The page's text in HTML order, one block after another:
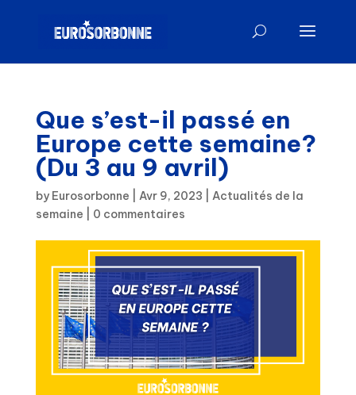
Que s’est-il passé en
Europe cette semaine?
(Du 3 au 9 avril)
by Eurosorbonne Avr 9, 2023
Actualités de la
semaine
0 commentaires